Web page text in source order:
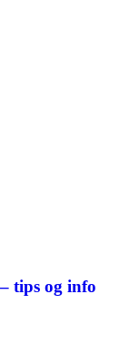
tips og info